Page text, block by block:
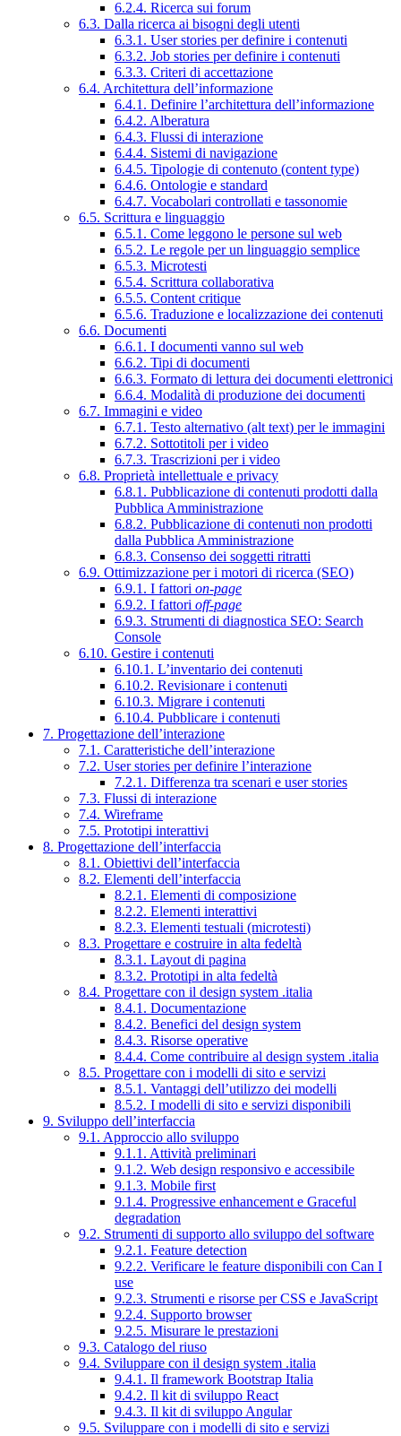
6.2.4. Ricerca sui forum
6.3. Dalla ricerca ai bisogni degli utenti
6.3.1. User stories per definire i contenuti
6.3.2. Job stories per definire i contenuti
6.3.3. Criteri di accettazione
6.4. Architettura dell’informazione
6.4.1. Definire l’architettura dell’informazione
6.4.2. Alberatura
6.4.3. Flussi di interazione
6.4.4. Sistemi di navigazione
6.4.5. Tipologie di contenuto (content type)
6.4.6. Ontologie e standard
6.4.7. Vocabolari controllati e tassonomie
6.5. Scrittura e linguaggio
6.5.1. Come leggono le persone sul web
6.5.2. Le regole per un linguaggio semplice
6.5.3. Microtesti
6.5.4. Scrittura collaborativa
6.5.5. Content critique
6.5.6. Traduzione e localizzazione dei contenuti
6.6. Documenti
6.6.1. I documenti vanno sul web
6.6.2. Tipi di documenti
6.6.3. Formato di lettura dei documenti elettronici
6.6.4. Modalità di produzione dei documenti
6.7. Immagini e video
6.7.1. Testo alternativo (alt text) per le immagini
6.7.2. Sottotitoli per i video
6.7.3. Trascrizioni per i video
6.8. Proprietà intellettuale e privacy
6.8.1. Pubblicazione di contenuti prodotti dalla
Pubblica Amministrazione
6.8.2. Pubblicazione di contenuti non prodotti
dalla Pubblica Amministrazione
6.8.3. Consenso dei soggetti ritratti
6.9. Ottimizzazione per i motori di ricerca (SEO)
6.9.1. I fattori on-page
6.9.2. I fattori off-page
6.9.3. Strumenti di diagnostica SEO: Search
Console
6.10. Gestire i contenuti
6.10.1. L’inventario dei contenuti
6.10.2. Revisionare i contenuti
6.10.3. Migrare i contenuti
6.10.4. Pubblicare i contenuti
7. Progettazione dell’interazione
7.1. Caratteristiche dell’interazione
7.2. User stories per definire l’interazione
7.2.1. Differenza tra scenari e user stories
7.3. Flussi di interazione
7.4. Wireframe
7.5. Prototipi interattivi
8. Progettazione dell’interfaccia
8.1. Obiettivi dell’interfaccia
8.2. Elementi dell’interfaccia
8.2.1. Elementi di composizione
8.2.2. Elementi interattivi
8.2.3. Elementi testuali (microtesti)
8.3. Progettare e costruire in alta fedeltà
8.3.1. Layout di pagina
8.3.2. Prototipi in alta fedeltà
8.4. Progettare con il design system .italia
8.4.1. Documentazione
8.4.2. Benefici del design system
8.4.3. Risorse operative
8.4.4. Come contribuire al design system .italia
8.5. Progettare con i modelli di sito e servizi
8.5.1. Vantaggi dell’utilizzo dei modelli
8.5.2. I modelli di sito e servizi disponibili
9. Sviluppo dell’interfaccia
9.1. Approccio allo sviluppo
9.1.1. Attività preliminari
9.1.2. Web design responsivo e accessibile
9.1.3. Mobile first
9.1.4. Progressive enhancement e Graceful
degradation
9.2. Strumenti di supporto allo sviluppo del software
9.2.1. Feature detection
9.2.2. Verificare le feature disponibili con Can I
use
9.2.3. Strumenti e risorse per CSS e JavaScript
9.2.4. Supporto browser
9.2.5. Misurare le prestazioni
9.3. Catalogo del riuso
9.4. Sviluppare con il design system .italia
9.4.1. Il framework Bootstrap Italia
9.4.2. Il kit di sviluppo React
9.4.3. Il kit di sviluppo Angular
9.5. Sviluppare con i modelli di sito e servizi